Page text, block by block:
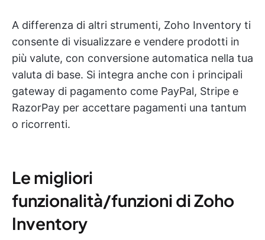
A differenza di altri strumenti, Zoho Inventory ti
consente di visualizzare e vendere prodotti in
più valute, con conversione automatica nella tua
valuta di base. Si integra anche con i principali
gateway di pagamento come PayPal, Stripe e
RazorPay per accettare pagamenti una tantum
o ricorrenti.
Le migliori
funzionalità/funzioni di Zoho
Inventory